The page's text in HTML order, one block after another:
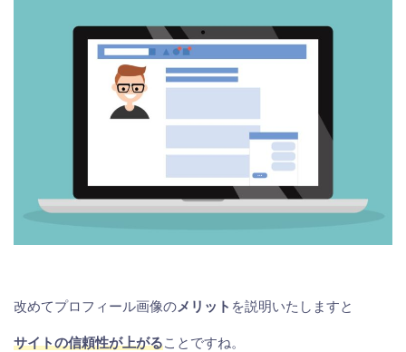
改めてプロフィール画像のメリット を説明いたしますと
サイトの信頼性が上がることですね。